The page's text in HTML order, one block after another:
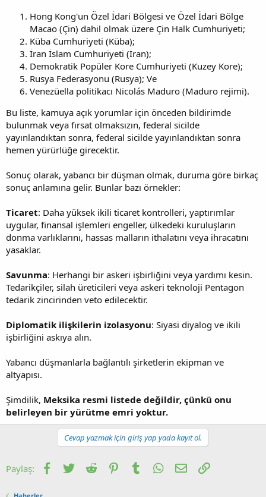
Hong Kong'un Özel İdari Bölgesi ve Özel İdari Bölge
Macao (Çin) dahil olmak üzere Çin Halk Cumhuriyeti;
Küba Cumhuriyeti (Küba);
İran İslam Cumhuriyeti (İran);
Demokratik Popüler Kore Cumhuriyeti (Kuzey Kore);
Rusya Federasyonu (Rusya); Ve
Venezüella politikacı Nicolás Maduro (Maduro rejimi).
Bu liste, kamuya açık yorumlar için önceden bildirimde
bulunmak veya fırsat olmaksızın, federal sicilde
yayınlandıktan sonra, federal sicilde yayınlandıktan sonra
hemen yürürlüğe girecektir.
Sonuç olarak, yabancı bir düşman olmak, duruma göre birkaç
sonuç anlamına gelir. Bunlar bazı örnekler:
Ticaret: Daha yüksek ikili ticaret kontrolleri, yaptırımlar
uygular, finansal işlemleri engeller, ülkedeki kuruluşların
donma varlıklarını, hassas malların ithalatını veya ihracatını
yasaklar.
Savunma: Herhangi bir askeri işbirliğini veya yardımı kesin.
Tedarikçiler, silah üreticileri veya askeri teknoloji Pentagon
tedarik zincirinden veto edilecektir.
Diplomatik ilişkilerin izolasyonu: Siyasi diyalog ve ikili
işbirliğini askıya alın.
Yabancı düşmanlarla bağlantılı şirketlerin ekipman ve
altyapısı.
Şimdilik, Meksika resmi listede değildir, çünkü onu
belirleyen bir yürütme emri yoktur.
Cevap yazmak için giriş yap yada kayıt ol.
Paylaş: Facebook
TwitterReddit PinterestTumblrWhatsApp
E-postaLink